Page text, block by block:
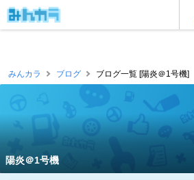
みんカラ ブログ ブログ一覧 [陽炎＠1号機]
陽炎＠1号機